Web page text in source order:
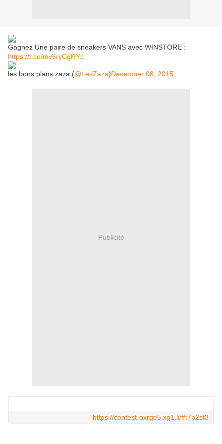
Gagnez Une paire de sneakers VANS avec WINSTORE :
https://t.co/mv5ryCgRYc
les bons plans zaza (@LesZaza)December 08, 2015
Publicité
https://contest-oxrge5.xg1.li/#:7p2st3